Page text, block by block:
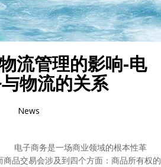
流管理的影响-电
物流的关系
News
电子商务是一场商业领域的根本性革
品交易会涉及到四个方面：商品所有权的